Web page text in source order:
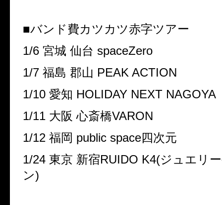
■バンド費カツカツ赤字ツアー
1/6 宮城 仙台 spaceZero
1/7 福島 郡山 PEAK ACTION
1/10 愛知 HOLIDAY NEXT NAGOYA
1/11 大阪 心斎橋VARON
1/12 福岡 public space四次元
1/24 東京 新宿RUIDO K4(ジュエリ
ン)